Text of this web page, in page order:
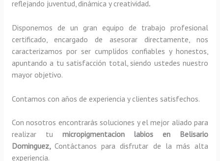
reflejando juventud, dinámica y creatividad.
Disponemos de un gran equipo de trabajo profesional
certificado, encargado de asesorar directamente, nos
caracterizamos por ser cumplidos confiables y honestos,
apuntando a tu satisfacción total, siendo ustedes nuestro
mayor objetivo.
Contamos con años de experiencia y clientes satisfechos.
Con nosotros encontrarás soluciones y el mejor aliado para
realizar tu micropigmentacion labios en Belisario
Dominguez,Contáctanos para disfrutar de la más alta
experiencia.